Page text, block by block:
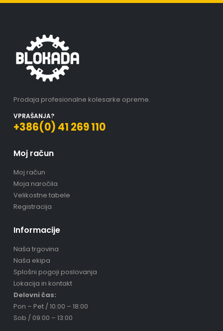
Prodaja profesionalne kolesarke opreme.
VPRAŠANJA?
+386(0) 41 269 110
Moj račun
Moj račun
Moja naročila
Velikostne tabele
Registracija
Informacije
Naša trgovina
Naša ekipa
Splošni pogoji poslovanja
Lokacija in kontakt
Delovni čas:
Pon – Pet / 10:00 – 18:00
Sob / 09:00 – 13:00